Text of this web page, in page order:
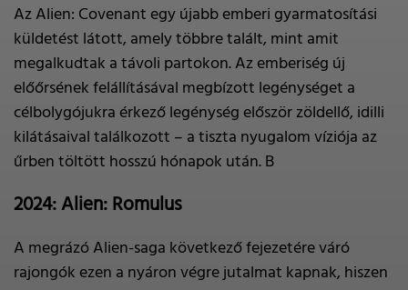
Az Alien: Covenant egy újabb emberi gyarmatosítási
küldetést látott, amely többre talált, mint amit
megalkudtak a távoli partokon. Az emberiség új
előőrsének felállításával megbízott legénységet a
célbolygójukra érkező legénység először zöldellő, idilli
kilátásaival találkozott – a tiszta nyugalom víziója az
űrben töltött hosszú hónapok után. B
2024: Alien: Romulus
A megrázó Alien-saga következő fejezetére váró
rajongók ezen a nyáron végre jutalmat kapnak, hiszen